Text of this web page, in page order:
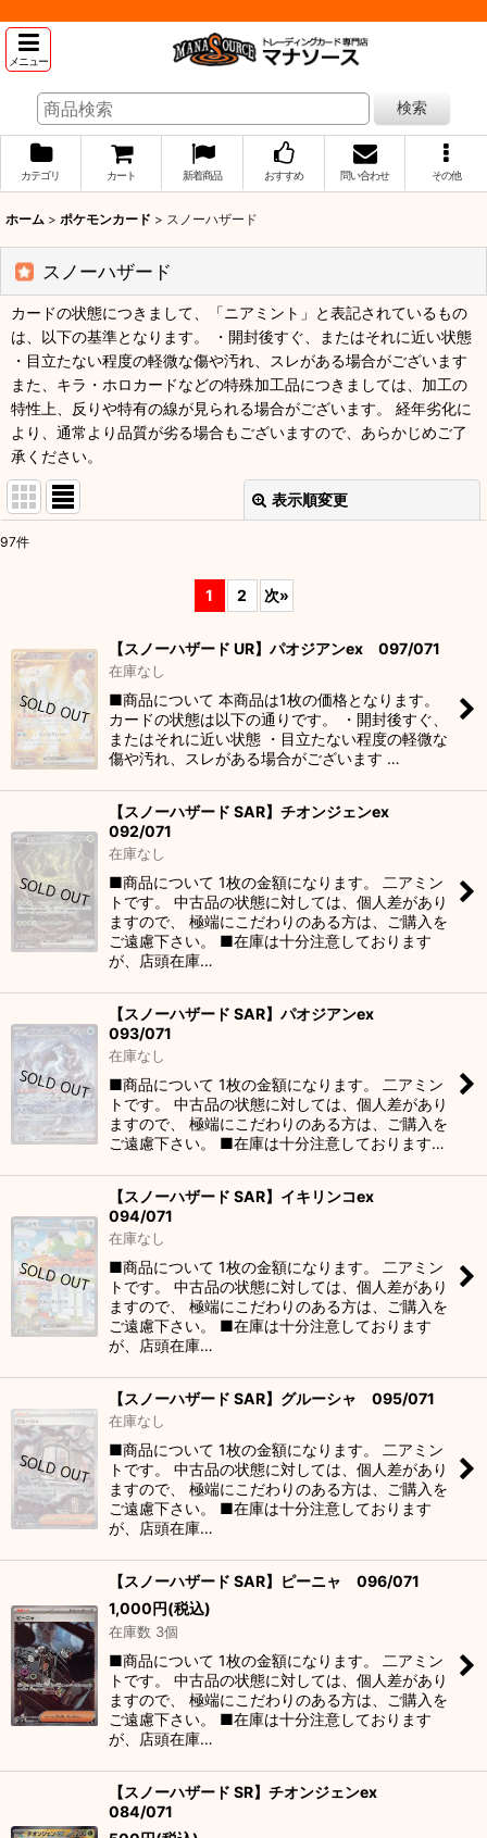
メニュー
検索
カテゴリ カート 新着商品 おすすめ 問い合わせ その他
ホーム > ポケモンカード > スノーハザード
スノーハザード
カードの状態につきまして、「ニアミント」と表記されているもの
は、以下の基準となります。 ・開封後すぐ、またはそれに近い状態
・目立たない程度の軽微な傷や汚れ、スレがある場合がございます
また、キラ・ホロカードなどの特殊加工品につきましては、加工の
特性上、反りや特有の線が見られる場合がございます。 経年劣化に
より、通常より品質が劣る場合もございますので、あらかじめご了
承ください。
表示順変更
97件
1 2 次»
【スノーハザード UR】パオジアンex 097/071
在庫なし
■商品について 本商品は1枚の価格となります。
カードの状態は以下の通りです。 ・開封後すぐ、
またはそれに近い状態 ・目立たない程度の軽微な
傷や汚れ、スレがある場合がございます …
【スノーハザード SAR】チオンジェンex
092/071
在庫なし
■商品について 1枚の金額になります。 二アミン
トです。 中古品の状態に対しては、個人差があり
ますので、 極端にこだわりのある方は、ご購入を
ご遠慮下さい。 ■在庫は十分注意しております
が、店頭在庫…
【スノーハザード SAR】パオジアンex
093/071
在庫なし
■商品について 1枚の金額になります。 二アミン
トです。 中古品の状態に対しては、個人差があり
ますので、 極端にこだわりのある方は、ご購入を
ご遠慮下さい。 ■在庫は十分注意しております…
【スノーハザード SAR】イキリンコex
094/071
在庫なし
■商品について 1枚の金額になります。 二アミン
トです。 中古品の状態に対しては、個人差があり
ますので、 極端にこだわりのある方は、ご購入を
ご遠慮下さい。 ■在庫は十分注意しております
が、店頭在庫…
【スノーハザード SAR】グルーシャ 095/071
在庫なし
■商品について 1枚の金額になります。 二アミン
トです。 中古品の状態に対しては、個人差があり
ますので、 極端にこだわりのある方は、ご購入を
ご遠慮下さい。 ■在庫は十分注意しております
が、店頭在庫…
【スノーハザード SAR】ピーニャ 096/071
1,000円(税込)
在庫数 3個
■商品について 1枚の金額になります。 二アミン
トです。 中古品の状態に対しては、個人差があり
ますので、 極端にこだわりのある方は、ご購入を
ご遠慮下さい。 ■在庫は十分注意しております
が、店頭在庫…
【スノーハザード SR】チオンジェンex
084/071